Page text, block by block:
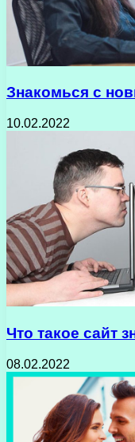
Знакомься с
10.02.2022
Что такое сайт
08.02.2022